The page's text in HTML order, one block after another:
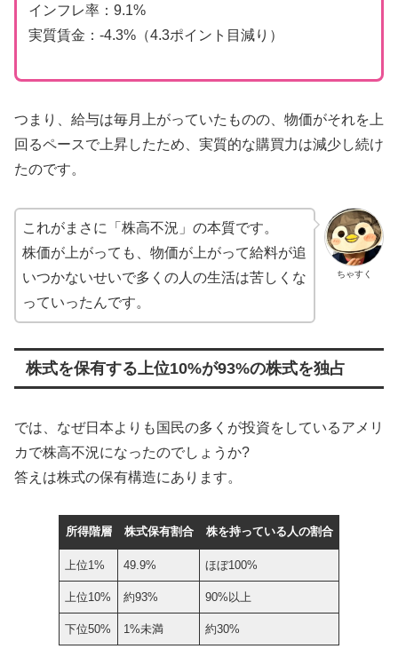
インフレ率：9.1%
実質賃金：-4.3%（4.3ポイント目減り）
つまり、給与は毎月上がっていたものの、物価がそれを上
回るペースで上昇したため、実質的な購買力は減少し続け
たのです。
ちゃすく
これがまさに「株高不況」の本質です。
株価が上がっても、物価が上がって給料が追
いつかないせいで多くの人の生活は苦しくな
っていったんです。
株式を保有する上位10%が93%の株式を独占
では、なぜ日本よりも国民の多くが投資をしているアメリ
カで株高不況になったのでしょうか?
答えは株式の保有構造にあります。
所得階層 株式保有割合 株を持っている人の割合
上位1% 49.9% ほぼ100%
上位10% 約93% 90%以上
下位50% 1%未満 約30%